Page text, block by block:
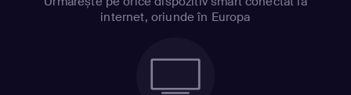
internet, oriunde în Europa